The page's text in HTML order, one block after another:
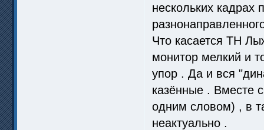
нескольких кадрах
Что касается ТН
монитор мелкий и
упор . Да и вся
казённые . Вместе
одним словом) , в
неактуально .